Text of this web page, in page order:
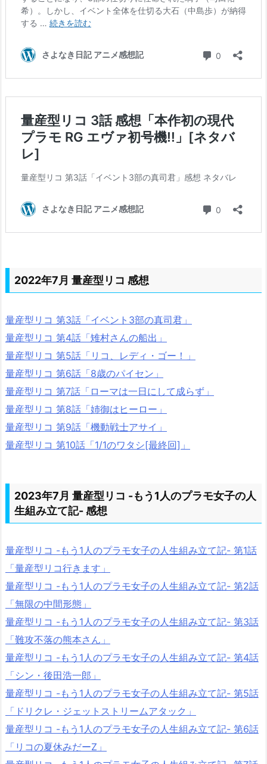
2022年7月 量産型リコ 感想
量産型リコ 第3話「イベント3部の真司君」
量産型リコ 第4話「雉村さんの船出」
量産型リコ 第5話「リコ、レディ・ゴー！」
量産型リコ 第6話「8歳のパイセン」
量産型リコ 第7話「ローマは一日にして成らず」
量産型リコ 第8話「姉御はヒーロー」
量産型リコ 第9話「機動戦士アサイ」
量産型リコ 第10話「1/1のワタシ[最終回]」
2023年7月 量産型リコ -もう1人のプラモ女子の人
生組み立て記- 感想
量産型リコ -もう1人のプラモ女子の人生組み立て記- 第1話
「量産型リコ行きます」
量産型リコ -もう1人のプラモ女子の人生組み立て記- 第2話
「無限の中間形態」
量産型リコ -もう1人のプラモ女子の人生組み立て記- 第3話
「難攻不落の熊本さん」
量産型リコ -もう1人のプラモ女子の人生組み立て記- 第4話
「シン・後田浩一郎」
量産型リコ -もう1人のプラモ女子の人生組み立て記- 第5話
「ドリクレ・ジェットストリームアタック」
量産型リコ -もう1人のプラモ女子の人生組み立て記- 第6話
「リコの夏休みだーZ」